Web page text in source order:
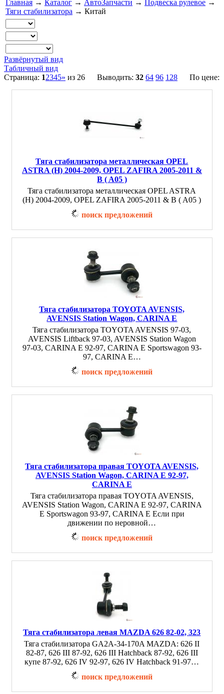
Главная → Каталог → АвтоЗапчасти → Подвеска рулевое →
Тяги стабилизатора → Китай
Развёрнутый вид
Табличный вид
Страница: 12345» из 26 Выводить: 32 64 96 128 По цене:
Тяга стабилизатора металлическая OPEL
ASTRA (H) 2004-2009, OPEL ZAFIRA 2005-2011 &
B ( A05 )
Тяга стабилизатора металлическая OPEL ASTRA
(H) 2004-2009, OPEL ZAFIRA 2005-2011 & B ( A05 )
поиск предложений
Тяга стабилизатора TOYOTA AVENSIS,
AVENSIS Station Wagon, CARINA E
Тяга стабилизатора TOYOTA AVENSIS 97-03,
AVENSIS Liftback 97-03, AVENSIS Station Wagon
97-03, CARINA E 92-97, CARINA E Sportswagon 93-
97, CARINA E…
поиск предложений
Тяга стабилизатора правая TOYOTA AVENSIS,
AVENSIS Station Wagon, CARINA E 92-97,
CARINA E
Тяга стабилизатора правая TOYOTA AVENSIS,
AVENSIS Station Wagon, CARINA E 92-97, CARINA
E Sportswagon 93-97, CARINA E Если при
движении по неровной…
поиск предложений
Тяга стабилизатора левая MAZDA 626 82-02, 323
Тяга стабилизатора GA2A-34-170A MAZDA: 626 II
82-87, 626 III 87-92, 626 III Hatchback 87-92, 626 III
купе 87-92, 626 IV 92-97, 626 IV Hatchback 91-97…
поиск предложений